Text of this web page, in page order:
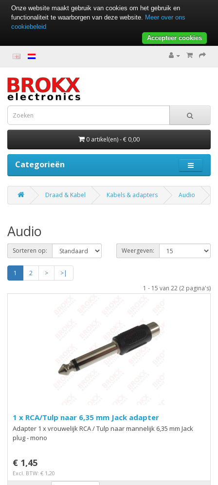
0 artikel(en) - € 0,00
Categorieën
Draad & Kabel Kabels & adapters Audio
Audio
Sorteren op: Weergeven:
1 2 >
>|
1 - 15 van 22 (2 pagina's)
1 x RCA/Tulp naar 6,35 mm Jack adapter
Adapter 1 x vrouwelijk RCA / Tulp naar mannelijk 6,35 mm Jack
plug - mono
€ 1,45
Excl. BTW: € 1,20
Onze website maakt gebruik van cookies om het gebruik en
functionaliteit te waarborgen van deze website. Meer over ons
cookiebeleid
Accepteer cookies